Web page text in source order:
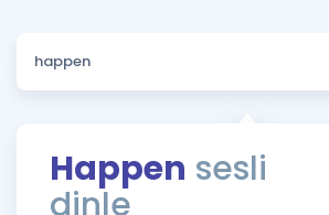
Sözlük
Rehberlik Aracı
Hakkımızda
Happen sesli
dinle